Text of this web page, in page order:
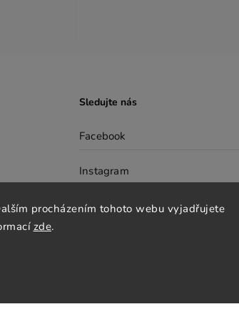
procházením tohoto webu vyjadřujete
zde.
Sledujte nás
Facebook
Instagram
Pinterest